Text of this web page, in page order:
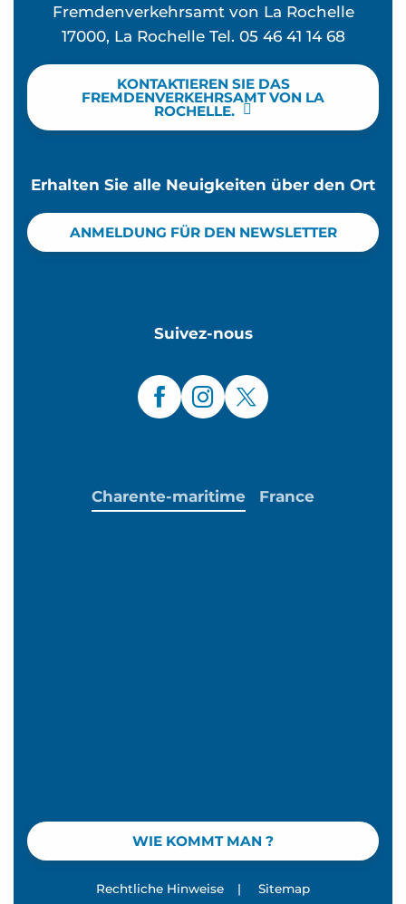
Fremdenverkehrsamt von La Rochelle
17000, La Rochelle Tel. 05 46 41 14 68
KONTAKTIEREN SIE DAS
FREMDENVERKEHRSAMT VON LA
ROCHELLE.
Erhalten Sie alle Neuigkeiten über den Ort
ANMELDUNG FÜR DEN NEWSLETTER
Suivez-nous
WIE KOMMT MAN ?
Charente-maritime France
Rechtliche Hinweise | Sitemap